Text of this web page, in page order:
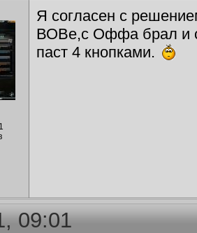
Я согласен с
ВОВе,с Оффа брал и
паст 4 кнопками.
09:01